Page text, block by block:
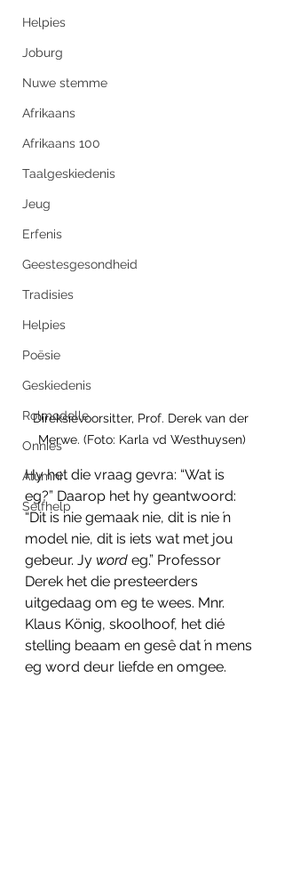
Helpies
Joburg
Nuwe stemme
Afrikaans
Afrikaans 100
Taalgeskiedenis
Jeug
Erfenis
Geestesgesondheid
Tradisies
Helpies
Poësie
Geskiedenis
Rolmodelle
Onnies
Alumni
Selfhelp
Direksievoorsitter, Prof. Derek van der
Merwe. (Foto: Karla vd Westhuysen)
Hy het die vraag gevra: “Wat is
eg?” Daarop het hy geantwoord:
“Dit is nie gemaak nie, dit is nie ŉ
model nie, dit is iets wat met jou
gebeur. Jy word eg.” Professor
Derek het die presteerders
uitgedaag om eg te wees. Mnr.
Klaus König, skoolhoof, het dié
stelling beaam en gesê dat ŉ mens
eg word deur liefde en omgee.